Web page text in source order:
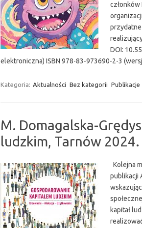
DOI:
elektroniczna) ISBN 978-83-973690-2-3
Kategoria: Aktualności Bez kategorii Publikacje
M. Domagalska-
ludzkim, Tarnów 2024.
Kolejna
publikacji
kapitał